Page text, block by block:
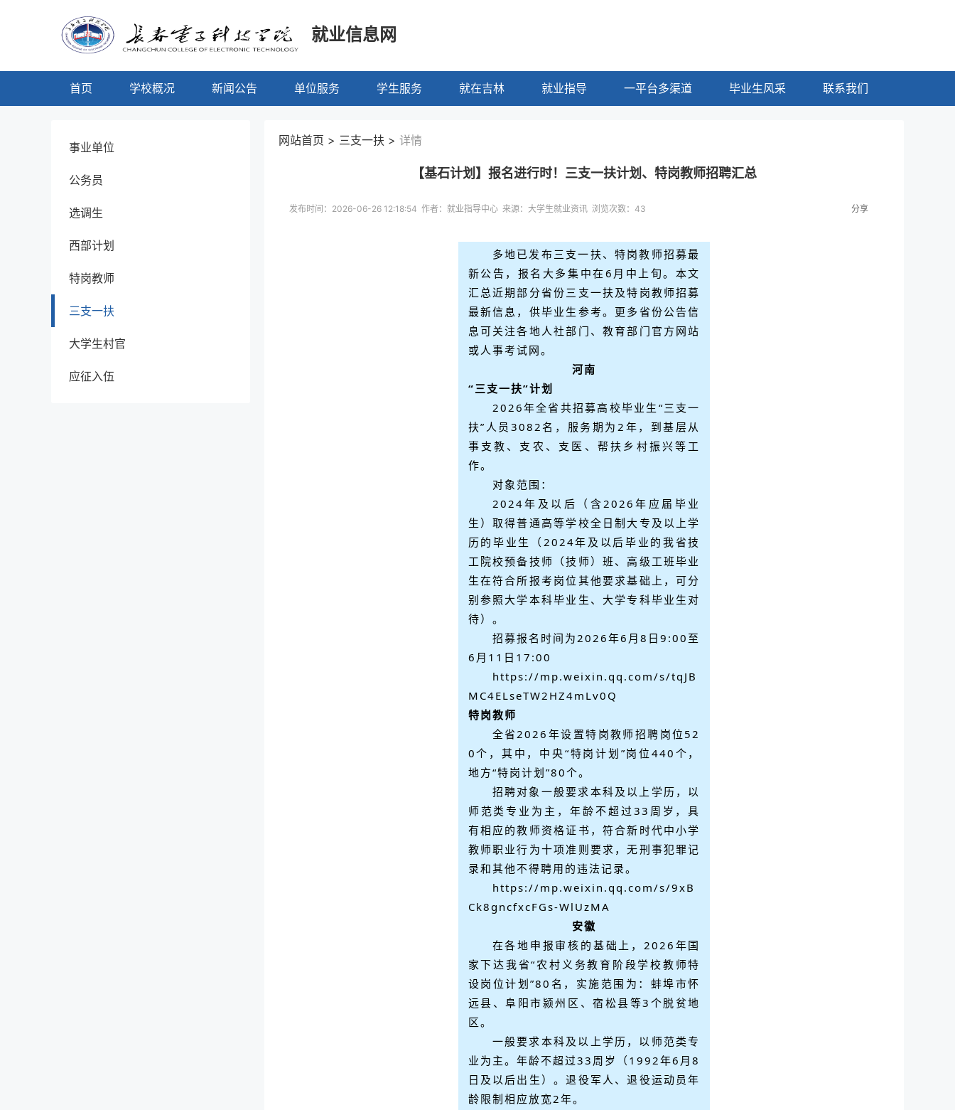
就业信息网
首页 学校概况 新闻公告 单位服务 学生服务 就在吉林 就业指导 一平台多渠道 毕业生风采 联系我们
事业单位
公务员
选调生
西部计划
特岗教师
三支一扶
大学生村官
应征入伍
网站首页 > 三支一扶 > 详情
【基石计划】报名进行时！三支一扶计划、特岗教师招聘汇总
发布时间：2026-06-26 12:18:54 作者：就业指导中心 来源：大学生就业资讯 浏览次数： 43 分享
多地已发布三支一扶、特岗教师招募最
新公告，报名大多集中在6月中上旬。本文
汇总近期部分省份三支一扶及特岗教师招募
最新信息，供毕业生参考。更多省份公告信
息可关注各地人社部门、教育部门官方网站
或人事考试网。
河南
“三支一扶”计划
2026年全省共招募高校毕业生“三支一
扶”人员3082名，服务期为2年，到基层从
事支教、支农、支医、帮扶乡村振兴等工
作。
对象范围：
2024年及以后（含2026年应届毕业
生）取得普通高等学校全日制大专及以上学
历的毕业生（2024年及以后毕业的我省技
工院校预备技师（技师）班、高级工班毕业
生在符合所报考岗位其他要求基础上，可分
别参照大学本科毕业生、大学专科毕业生对
待）。
招募报名时间为2026年6月8日9:00至
6月11日17:00
https://mp.weixin.qq.com/s/tqJB
MC4ELseTW2HZ4mLv0Q
特岗教师
全省2026年设置特岗教师招聘岗位52
0个，其中，中央“特岗计划”岗位440个，
地方“特岗计划”80个。
招聘对象一般要求本科及以上学历，以
师范类专业为主，年龄不超过33周岁，具
有相应的教师资格证书，符合新时代中小学
教师职业行为十项准则要求，无刑事犯罪记
录和其他不得聘用的违法记录。
https://mp.weixin.qq.com/s/9xB
Ck8gncfxcFGs-WlUzMA
安徽
在各地申报审核的基础上，2026年国
家下达我省“农村义务教育阶段学校教师特
设岗位计划”80名，实施范围为：蚌埠市怀
远县、阜阳市颍州区、宿松县等3个脱贫地
区。
一般要求本科及以上学历，以师范类专
业为主。年龄不超过33周岁（1992年6月8
日及以后出生）。退役军人、退役运动员年
龄限制相应放宽2年。